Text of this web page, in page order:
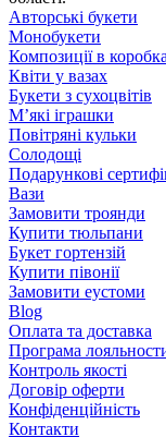
Авторські букети
Монобукети
Композиції в
Квіти у вазах
Букети з сухоцвітів
М’які іграшки
Повітряні кульки
Солодощі
Подарункові
Вази
Замовити троянди
Купити тюльпани
Букет гортензій
Купити півонії
Замовити еустоми
Blog
Оплата та доставка
Програма
Контроль якості
Договір оферти
Конфіденційність
Контакти